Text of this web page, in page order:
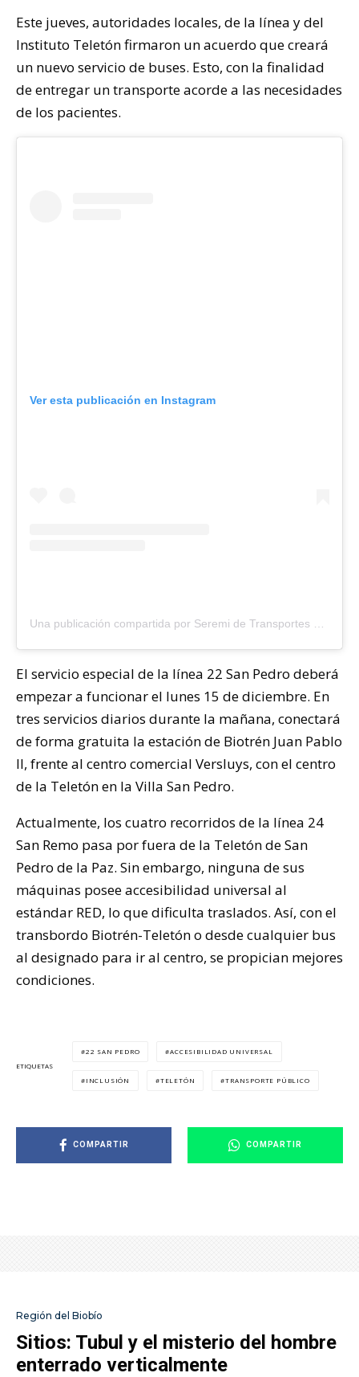
Este jueves, autoridades locales, de la línea y del
Instituto Teletón firmaron un acuerdo que creará
un nuevo servicio de buses. Esto, con la finalidad
de entregar un transporte acorde a las necesidades
de los pacientes.
Ver esta publicación en Instagram
El servicio especial de la línea 22 San Pedro deberá
empezar a funcionar el lunes 15 de diciembre. En
tres servicios diarios durante la mañana, conectará
de forma gratuita la estación de Biotrén Juan Pablo
II, frente al centro comercial Versluys, con el centro
de la Teletón en la Villa San Pedro.
Actualmente, los cuatro recorridos de la línea 24
San Remo pasa por fuera de la Teletón de San
Pedro de la Paz. Sin embargo, ninguna de sus
máquinas posee accesibilidad universal al
estándar RED, lo que dificulta traslados. Así, con el
transbordo Biotrén-Teletón o desde cualquier bus
al designado para ir al centro, se propician mejores
condiciones.
ETIQUETAS
22 SAN PEDRO ACCESIBILIDAD UNIVERSAL
INCLUSIÓN TELETÓN TRANSPORTE PÚBLICO
COMPARTIR COMPARTIR
Región del Biobío
Sitios: Tubul y el misterio del hombre
enterrado verticalmente